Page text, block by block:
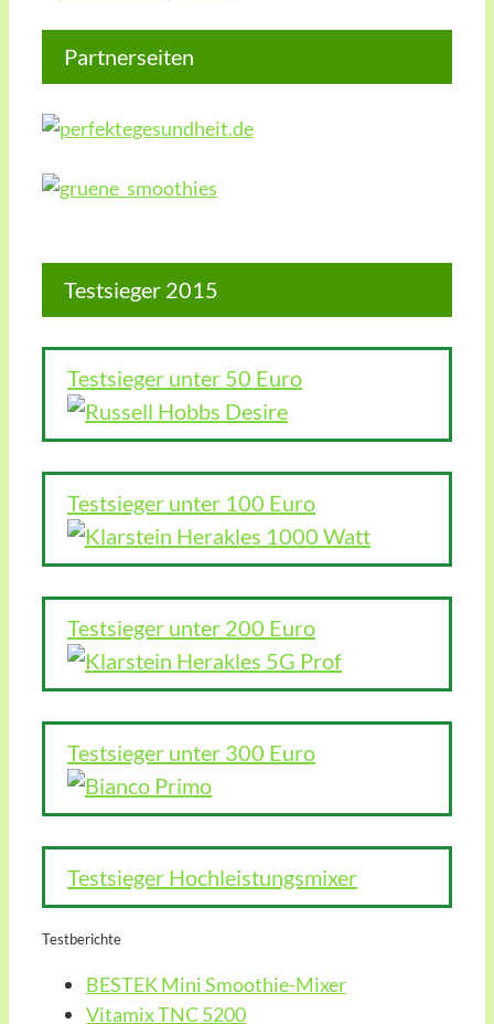
Partnerseiten
Testsieger 2015
Testsieger unter 50 Euro
Testsieger unter 100 Euro
Testsieger unter 200 Euro
Testsieger unter 300 Euro
Testsieger Hochleistungsmixer
Testberichte
BESTEK Mini Smoothie-Mixer
Vitamix TNC 5200